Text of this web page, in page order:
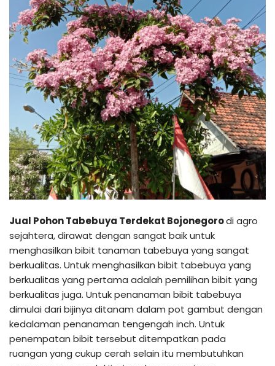
Jual Pohon Tabebuya Terdekat Bojonegorodi agro
sejahtera, dirawat dengan sangat baik untuk
menghasilkan bibit tanaman tabebuya yang sangat
berkualitas. Untuk menghasilkan bibit tabebuya yang
berkualitas yang pertama adalah pemilihan bibit yang
berkualitas juga. Untuk penanaman bibit tabebuya
dimulai dari bijinya ditanam dalam pot gambut dengan
kedalaman penanaman tengengah inch. Untuk
penempatan bibit tersebut ditempatkan pada
ruangan yang cukup cerah selain itu membutuhkan